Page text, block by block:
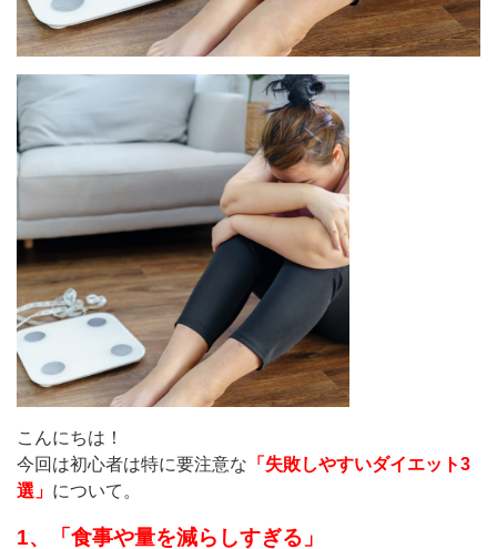
こんにちは！
今回は初心者は特に要注意な 「失敗しやすいダイエット3
選」 について。
1、「食事や量を減らしすぎる」